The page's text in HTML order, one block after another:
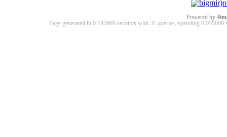
Powered by
Page generated in 0.145968 seconds with 31 queries, spending